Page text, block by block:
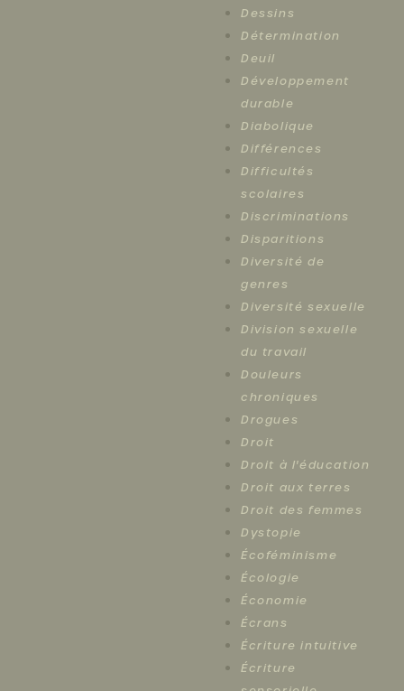
Dessins
Détermination
Deuil
Développement
durable
Diabolique
Différences
Difficultés
scolaires
Discriminations
Disparitions
Diversité de
genres
Diversité sexuelle
Division sexuelle
du travail
Douleurs
chroniques
Drogues
Droit
Droit à l'éducation
Droit aux terres
Droit des femmes
Dystopie
Écoféminisme
Écologie
Économie
Écrans
Écriture intuitive
Écriture